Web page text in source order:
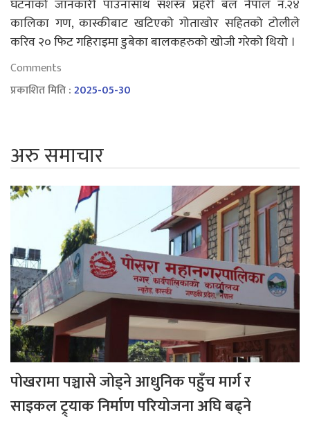
घटनाको जानकारी पाउनासाथ सशस्त्र प्रहरी बल नेपाल नं.२४
कालिका गण, कास्कीबाट खटिएको गोताखोर सहितको टोलीले
करिव २० फिट गहिराइमा डुबेका बालकहरुको खोजी गरेको थियो ।
Comments
प्रकाशित मिति :2025-05-30
अरु समाचार
पोखरामा पञ्चासे जोड्ने आधुनिक पहुँच मार्ग र
साइकल ट्र्याक निर्माण परियोजना अघि बढ्ने